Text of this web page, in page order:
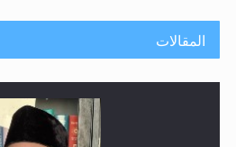
المقالات